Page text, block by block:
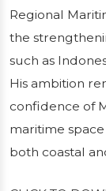
Regional
the
such as
His ambition
confidence of
maritime
both coastal